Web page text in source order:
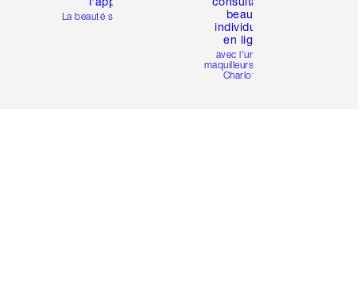
La beauté simplifiée
beauté
individuelle
en ligne
avec l'un des
maquilleurs pro de
Charlotte.